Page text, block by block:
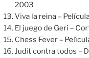
2003
Viva la reina –
El juego de Geri –
Chess Fever –
Judit contra todos –